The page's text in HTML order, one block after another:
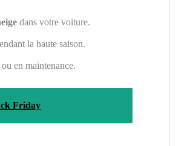
dans votre voiture.
la haute saison.
en maintenance.
Friday